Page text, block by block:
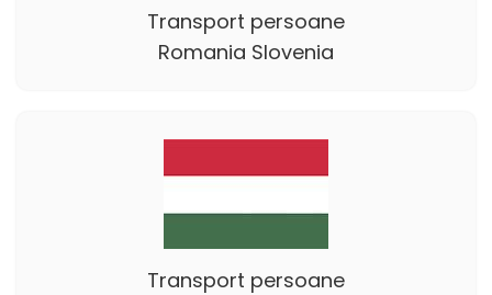
Transport persoane
Romania Slovenia
Transport persoane